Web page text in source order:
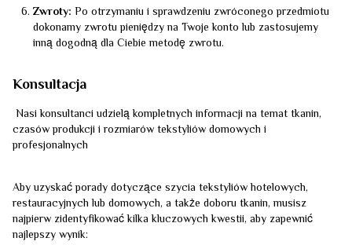
Zwroty: Po otrzymaniu i sprawdzeniu zwróconego przedmiotu
dokonamy zwrotu pieniędzy na Twoje konto lub zastosujemy
inną dogodną dla Ciebie metodę zwrotu.
Konsultacja
Nasi konsultanci udzielą kompletnych informacji na temat tkanin,
czasów produkcji i rozmiarów tekstyliów domowych i
profesjonalnych
Aby uzyskać porady dotyczące szycia tekstyliów hotelowych,
restauracyjnych lub domowych, a także doboru tkanin, musisz
najpierw zidentyfikować kilka kluczowych kwestii, aby zapewnić
najlepszy wynik: